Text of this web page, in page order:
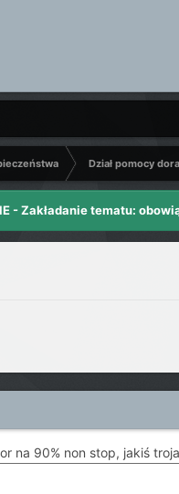
Dział pomocy
- Zakładanie tematu:
na 90% non stop, jakiś